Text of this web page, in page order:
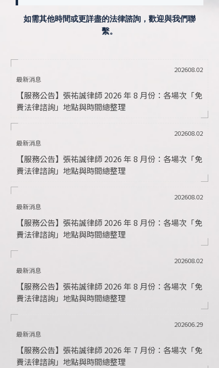
如需其他時間或更詳盡的法律諮詢，歡迎與我們聯
繫。
202608.02
最新消息
【服務公告】張祐誠律師 2026 年 8 月份：各場次「免
費法律諮詢」地點與時間總整理
202608.02
最新消息
【服務公告】張祐誠律師 2026 年 8 月份：各場次「免
費法律諮詢」地點與時間總整理
202608.02
最新消息
【服務公告】張祐誠律師 2026 年 8 月份：各場次「免
費法律諮詢」地點與時間總整理
202608.02
最新消息
【服務公告】張祐誠律師 2026 年 8 月份：各場次「免
費法律諮詢」地點與時間總整理
202606.29
最新消息
【服務公告】張祐誠律師 2026 年 7 月份：各場次「免
費法律諮詢」地點與時間總整理